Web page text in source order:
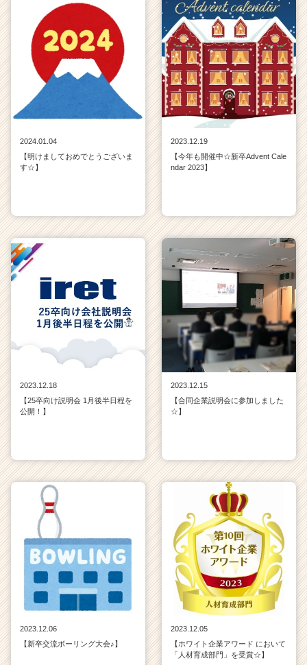
2024.01.04
【明けましておめでとうございま
す☆】
2023.12.19
【今年も開催中☆新卒Advent Cale
ndar 2023】
2023.12.18
【25卒向け説明会 1月後半日程を
公開！】
2023.12.15
【合同企業説明会に参加しました
☆】
2023.12.06
【新卒交流ボーリング大会♪】
2023.12.05
【ホワイト企業アワード において
「人材育成部門」を受賞☆】